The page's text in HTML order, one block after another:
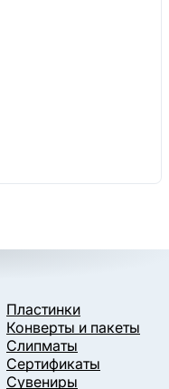
Пластинки
Конверты и пакеты
Слипматы
Сертификаты
Сувениры